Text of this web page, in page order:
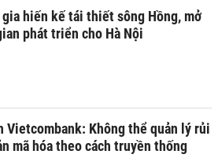
gia hiến kế tái thiết sông Hồng, mở
phát triển cho Hà Nội
Vietcombank: Không thể quản lý rủi
mã hóa theo cách truyền thống